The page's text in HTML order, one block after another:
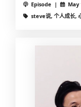
Episode | May
steve说, 个人成长,